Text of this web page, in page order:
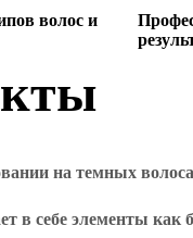
волос и
на темных
в себе элементы как